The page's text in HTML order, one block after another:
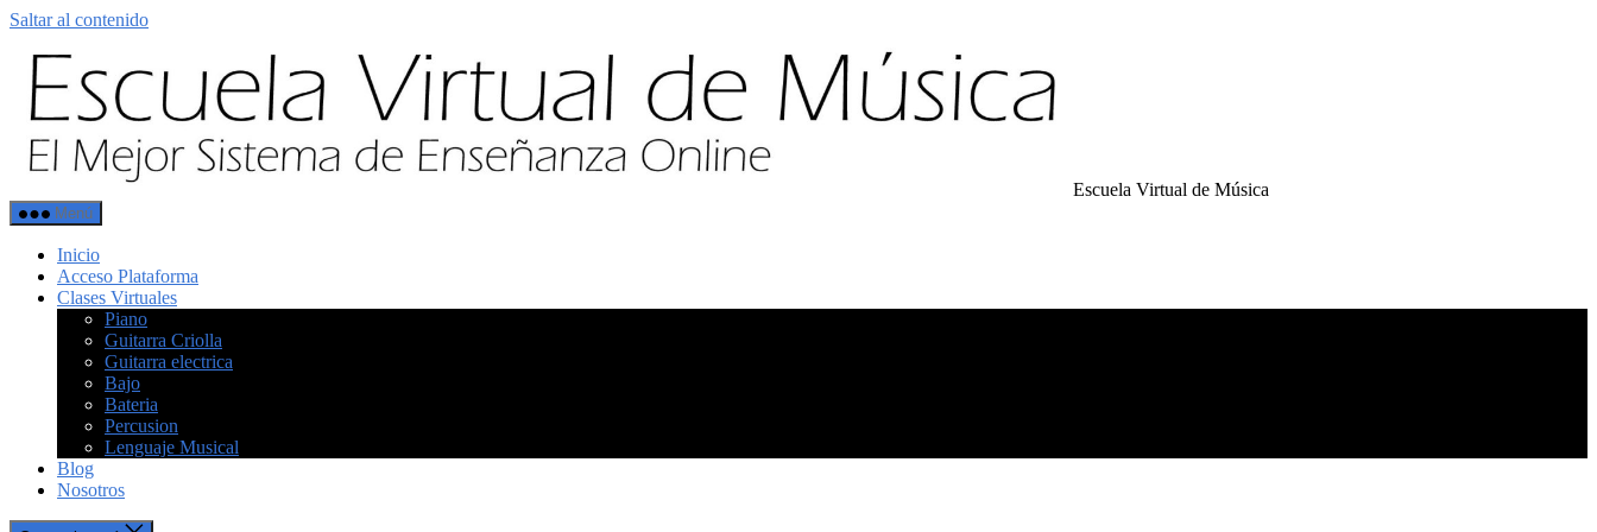
Saltar al contenido
Escuela Virtual de Música
Menú
Inicio
Acceso Plataforma
Clases Virtuales
Piano
Guitarra Criolla
Guitarra electrica
Bajo
Bateria
Percusion
Lenguaje Musical
Blog
Nosotros